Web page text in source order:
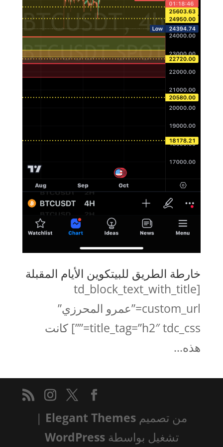
خارطة الطريق للبيتكوين الأيام المقبلة
[td_block_text_with_title
custom_url=”عمرو المحرزي”
title_tag=”h2″ tdc_css=””] كانت
هذه...
من تصميم Elegant Themes
|
تشغيل بواسطةWordPress